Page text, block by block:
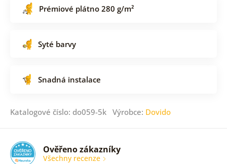
Prémiové plátno 280 g/m²
Syté barvy
Snadná instalace
Katalogové číslo: do059-5k Výrobce: Dovido
Ověřeno zákazníky
Všechny recenze